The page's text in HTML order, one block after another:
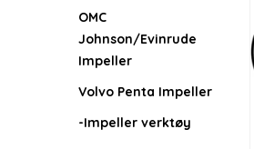
OMC
Johnson/Evinrude
Impeller
Volvo Penta Impeller
-Impeller verktøy